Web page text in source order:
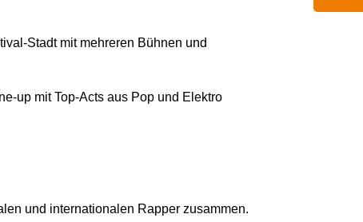
Stadt mit mehreren Bühnen und
up mit Top-Acts aus Pop und Elektro
und internationalen Rapper zusammen.